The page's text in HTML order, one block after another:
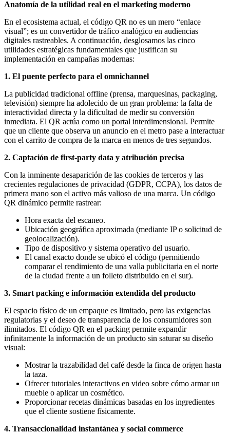
Anatomía de la utilidad real en el marketing moderno
En el ecosistema actual, el código QR no es un mero “enlace
visual”; es un convertidor de tráfico analógico en audiencias
digitales rastreables. A continuación, desglosamos las cinco
utilidades estratégicas fundamentales que justifican su
implementación en campañas modernas:
1. El puente perfecto para el omnichannel
La publicidad tradicional offline (prensa, marquesinas, packaging,
televisión) siempre ha adolecido de un gran problema: la falta de
interactividad directa y la dificultad de medir su conversión
inmediata. El QR actúa como un portal interdimensional. Permite
que un cliente que observa un anuncio en el metro pase a interactuar
con el carrito de compra de la marca en menos de tres segundos.
2. Captación de first-party data y atribución precisa
Con la inminente desaparición de las cookies de terceros y las
crecientes regulaciones de privacidad (GDPR, CCPA), los datos de
primera mano son el activo más valioso de una marca. Un código
QR dinámico permite rastrear:
Hora exacta del escaneo.
Ubicación geográfica aproximada (mediante IP o solicitud de
geolocalización).
Tipo de dispositivo y sistema operativo del usuario.
El canal exacto donde se ubicó el código (permitiendo
comparar el rendimiento de una valla publicitaria en el norte
de la ciudad frente a un folleto distribuido en el sur).
3. Smart packing e información extendida del producto
El espacio físico de un empaque es limitado, pero las exigencias
regulatorias y el deseo de transparencia de los consumidores son
ilimitados. El código QR en el packing permite expandir
infinitamente la información de un producto sin saturar su diseño
visual:
Mostrar la trazabilidad del café desde la finca de origen hasta
la taza.
Ofrecer tutoriales interactivos en video sobre cómo armar un
mueble o aplicar un cosmético.
Proporcionar recetas dinámicas basadas en los ingredientes
que el cliente sostiene físicamente.
4. Transaccionalidad instantánea y social commerce